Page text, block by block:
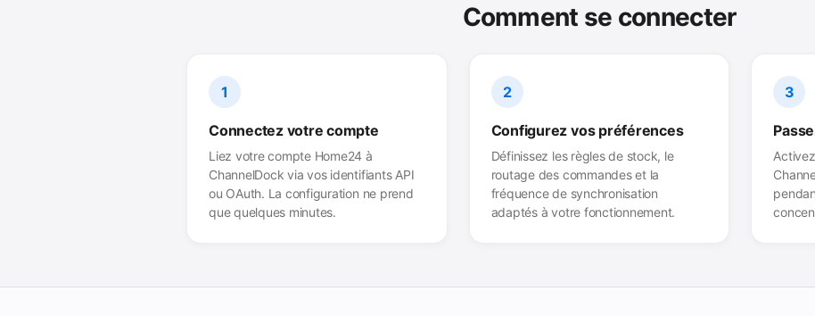
Comment se connecter
1
Connectez votre compte
Liez votre compte Home24 à
ChannelDock via vos identifiants API
ou OAuth. La configuration ne prend
que quelques minutes.
2
Configurez vos préférences
Définissez les règles de stock, le
routage des commandes et la
fréquence de synchronisation
adaptés à votre fonctionnement.
3